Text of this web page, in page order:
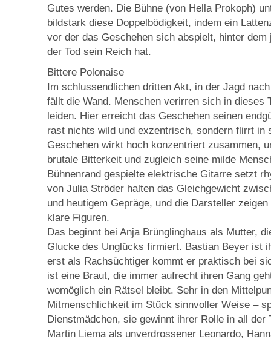
Gutes werden. Die Bühne (von Hella Prokoph)
bildstark diese Doppelbödigkeit, indem ein
vor der das Geschehen sich abspielt, hinter
der Tod sein Reich hat.
Bittere Polonaise
Im schlussendlichen dritten Akt, in der Jagd
fällt die Wand. Menschen verirren sich in dieses
leiden. Hier erreicht das Geschehen seinen
rast nichts wild und exzentrisch, sondern flirrt in
Geschehen wirkt hoch konzentriert zusammen,
brutale Bitterkeit und zugleich seine milde
Bühnenrand gespielte elektrische Gitarre setzt
von Julia Ströder halten das Gleichgewicht
und heutigem Gepräge, und die Darsteller
klare Figuren.
Das beginnt bei Anja Brünglinghaus als Mutter,
Glucke des Unglücks firmiert. Bastian Beyer ist
erst als Rachsüchtiger kommt er praktisch bei
ist eine Braut, die immer aufrecht ihren Gang
womöglich ein Rätsel bleibt. Sehr in den
Mitmenschlichkeit im Stück sinnvoller Weise –
Dienstmädchen, sie gewinnt ihrer Rolle in all
Martin Liema als unverdrossener Leonardo,